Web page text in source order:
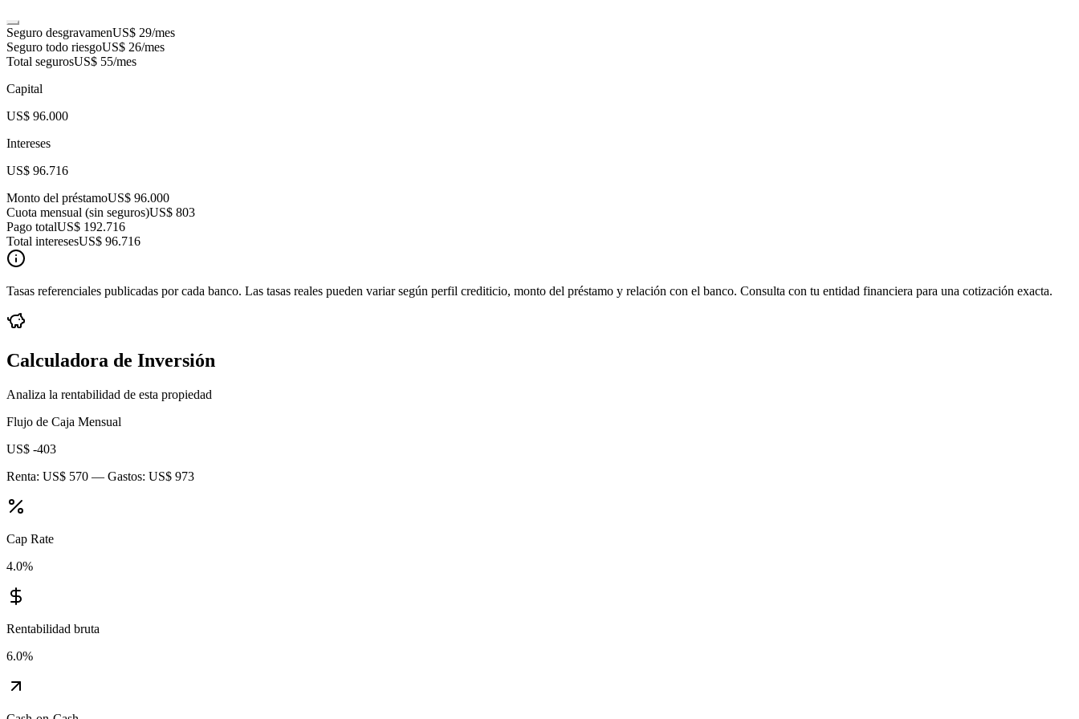
Seguro desgravamenUS$ 29/mes
Seguro todo riesgoUS$ 26/mes
Total segurosUS$ 55/mes
Capital
US$ 96.000
Intereses
US$ 96.716
Monto del préstamoUS$ 96.000
Cuota mensual (sin seguros)US$ 803
Pago totalUS$ 192.716
Total interesesUS$ 96.716
Tasas referenciales publicadas por cada banco. Las tasas reales pueden variar según perfil crediticio, monto del préstamo y relación con el banco. Consulta con tu entidad financiera para una cotización exacta.
Calculadora de Inversión
Analiza la rentabilidad de esta propiedad
Flujo de Caja Mensual
US$ -403
Renta: US$ 570 — Gastos: US$ 973
Cap Rate
4.0%
Rentabilidad bruta
6.0%